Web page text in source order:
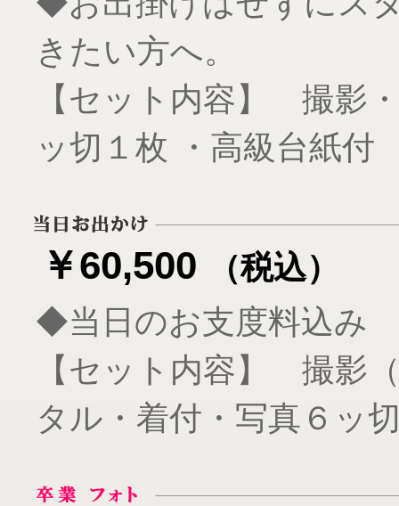
きたい方へ。
【セット内容】 撮影
ッ切１枚 ・高級台紙付
￥60,500
（税込）
◆当日のお支度料込み
【セット内容】 撮影
タル・着付・写真６ッ